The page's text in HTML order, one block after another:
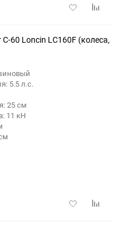
Добавить
60 Loncin LC160F (колеса,
5.5 л.с.
25 см
11 кН
Добавить